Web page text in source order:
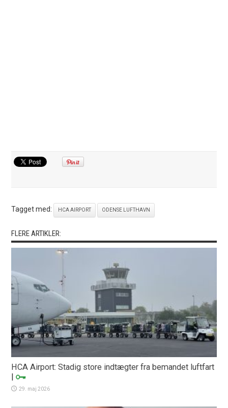
Tagget med: HCA AIRPORT ODENSE LUFTHAVN
FLERE ARTIKLER:
HCA Airport: Stadig store indtægter fra bemandet luftfart
|
29. maj 2026